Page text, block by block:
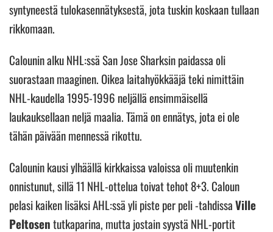
syntyneestä tulokasennätyksestä, jota tuskin koskaan tullaan
rikkomaan.
Calounin alku NHL:ssä San Jose Sharksin paidassa oli
suorastaan maaginen. Oikea laitahyökkääjä teki nimittäin
NHL-kaudella 1995-1996 neljällä ensimmäisellä
laukauksellaan neljä maalia. Tämä on ennätys, jota ei ole
tähän päivään mennessä rikottu.
Calounin kausi ylhäällä kirkkaissa valoissa oli muutenkin
onnistunut, sillä 11 NHL-ottelua toivat tehot 8+3. Caloun
pelasi kaiken lisäksi AHL:ssä yli piste per peli -tahdissaVille
Peltosentutkaparina, mutta jostain syystä NHL-portit